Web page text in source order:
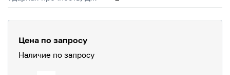
Цена по запросу
Наличие по запросу